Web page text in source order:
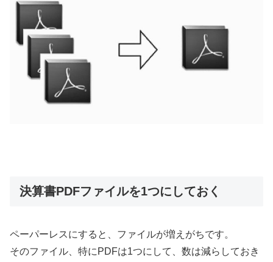
決算書PDFファイルを1つにしておく
ペーパーレスにすると、ファイルが増えがちです。
そのファイル、特にPDFは1つにして、数は減らしておき